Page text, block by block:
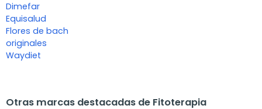
Dimefar
Equisalud
Flores de bach
originales
Waydiet
Otras marcas destacadas de Fitoterapia